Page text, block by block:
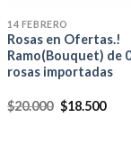
14 FEBRERO
Rosas en Ofertas.!
Ramo(Bouquet) de
rosas importadas
$20.000 $18.500